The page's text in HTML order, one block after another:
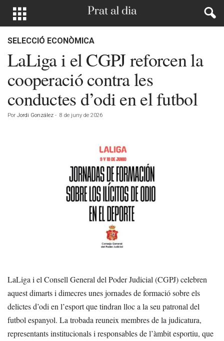
SELECCIÓ ECONÒMICA
LaLiga i el CGPJ reforcen la
cooperació contra les
conductes d’odi en el futbol
Por Jordi González - 8 de juny de 2026
LaLiga i el Consell General del Poder Judicial (CGPJ) celebren
aquest dimarts i dimecres unes jornades de formació sobre els
delictes d’odi en l’esport que tindran lloc a la seu patronal del
futbol espanyol. La trobada reuneix membres de la judicatura,
representants institucionals i responsables de l’àmbit esportiu, que